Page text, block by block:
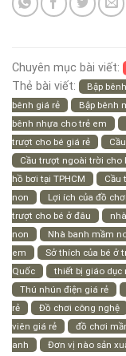
Chuyên mục bài viết:
Thẻ bài viết: Bập
bênh giá rẻ
Bập bênh
bênh nhựa cho trẻ em
trượt cho bé giá rẻ
Cầu trượt ngoài trời cho
hồ bơi tại TPHCM
Cầu
non
Lợi ích của đồ
trượt cho bé ở đâu
non
Nhà banh mầm
em
Sở thích của bé ở
Quốc
thiết bị giáo dục
Thú nhún điện giá rẻ
rẻ
Đồ chơi công nghệ
viên giá rẻ
đồ chơi
anh
Đơn vị nào sản